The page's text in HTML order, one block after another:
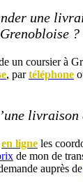
une
?
un coursier à
, partéléphone
livraison
en ligne les
de mon de
auprès de